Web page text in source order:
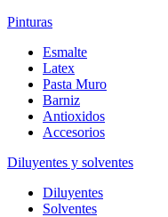
Pinturas
Esmalte
Latex
Pasta Muro
Barniz
Antioxidos
Accesorios
Diluyentes y solventes
Diluyentes
Solventes